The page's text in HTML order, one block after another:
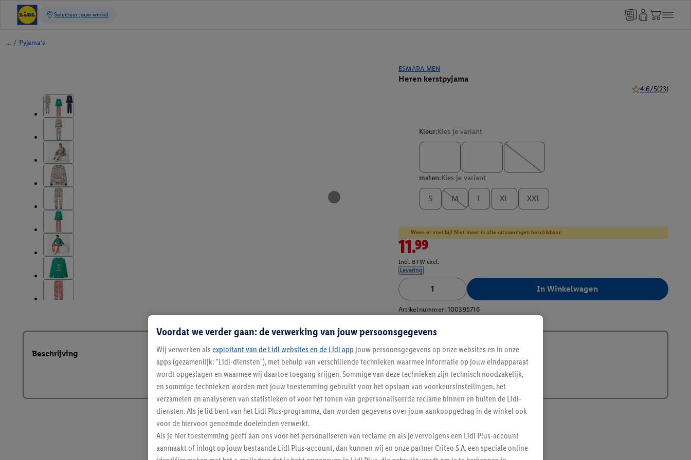
/ Pyjama's
ESMARA MEN
Heren kerstpyjama
4.6/5(23)
Kleur:Kies je variant
maten:Kies je variant
S M L XL XXL
Wees er snel bij! Niet meer in alle uitvoeringen beschikbaar.
11.99
Incl. BTW excl.
Levering
In Winkelwagen
Artikelnummer: 100395716
Beschrijving
Voordat we verder gaan: de verwerking van jouw persoonsgegevens
Wij verwerken als exploitant van de Lidl websites en de Lidl app jouw persoonsgegevens op onze websites en in onze
apps (gezamenlijk: "Lidl-diensten"), met behulp van verschillende technieken waarmee informatie op jouw eindapparaat
wordt opgeslagen en waarmee wij daartoe toegang krijgen. Sommige van deze technieken zijn technisch noodzakelijk,
en sommige technieken worden met jouw toestemming gebruikt voor het opslaan van voorkeursinstellingen, het
verzamelen en analyseren van statistieken of voor het tonen van gepersonaliseerde reclame binnen en buiten de Lidl-
diensten. Als je lid bent van het Lidl Plus-programma, dan worden gegevens over jouw aankoopgedrag in de winkel ook
voor de hiervoor genoemde doeleinden verwerkt.
Als je hier toestemming geeft aan ons voor het personaliseren van reclame en als je vervolgens een Lidl Plus-account
aanmaakt of inlogt op jouw bestaande Lidl Plus-account, dan kunnen wij en onze partner Criteo S.A. een speciale online